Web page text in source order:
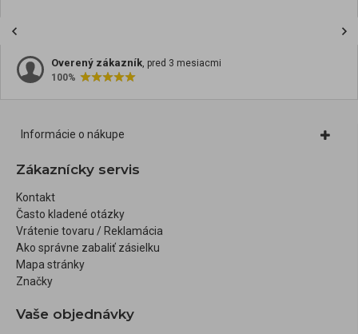
Overený zákazník, pred 3 mesiacmi
100%
Informácie o nákupe
Zákaznícky servis
Kontakt
Často kladené otázky
Vrátenie tovaru / Reklamácia
Ako správne zabaliť zásielku
Mapa stránky
Značky
Vaše objednávky